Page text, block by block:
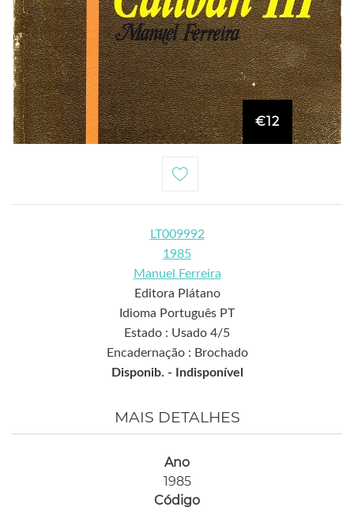
€12
LT009992
1985
Manuel Ferreira
Editora Plátano
Idioma Português PT
Estado : Usado 4/5
Encadernação : Brochado
Disponib. -
Indisponível
MAIS DETALHES
Ano
1985
Código